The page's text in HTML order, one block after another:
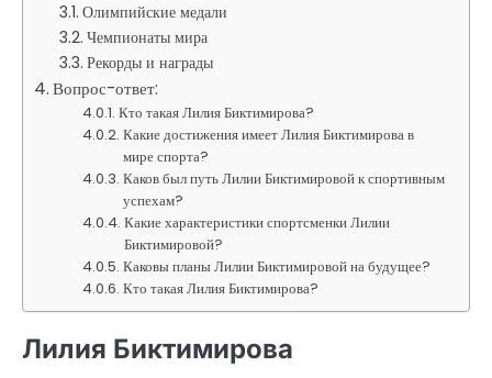
Олимпийские медали
Чемпионаты мира
Рекорды и награды
Вопрос-ответ:
Кто такая Лилия Биктимирова?
Какие достижения имеет Лилия Биктимирова в
мире спорта?
Каков был путь Лилии Биктимировой к спортивным
успехам?
Какие характеристики спортсменки Лилии
Биктимировой?
Каковы планы Лилии Биктимировой на будущее?
Кто такая Лилия Биктимирова?
Лилия Биктимирова